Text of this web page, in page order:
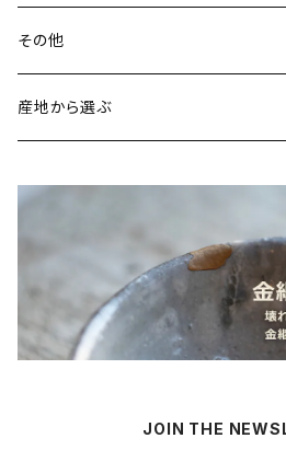
常陸窯いそべ陶苑（笠間焼／茨城）
スカーフリング
ストラップ
魚介類
鯛
野菜
梅干し
麺類
パスタ
その他
書籍・雑誌
蜜蝋ワックス
アロマストーン
産地から選ぶ
青森県
JOIN THE